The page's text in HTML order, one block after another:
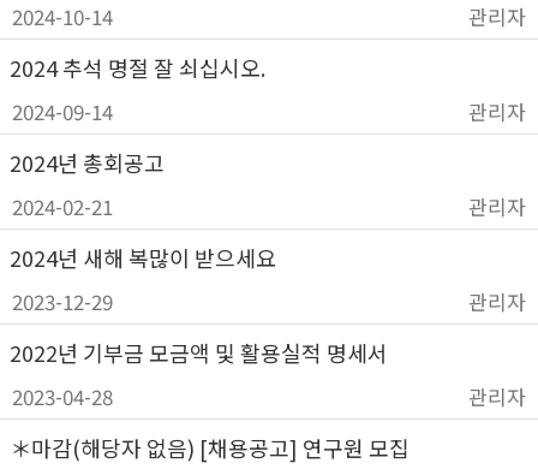
2024-10-14 관리자
2024 추석 명절 잘 쇠십시오.
2024-09-14 관리자
2024년 총회공고
2024-02-21 관리자
2024년 새해 복많이 받으세요
2023-12-29 관리자
2022년 기부금 모금액 및 활용실적 명세서
2023-04-28 관리자
＊마감(해당자 없음) [채용공고] 연구원 모집